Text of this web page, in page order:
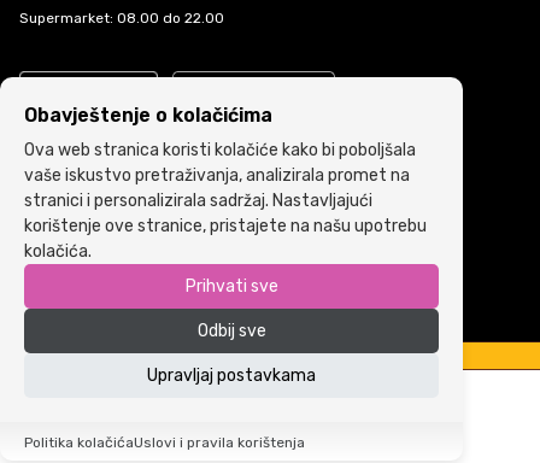
Supermarket: 08.00 do 22.00
Politika kolačića Uslovi i pravila korištenja
Copyright © 2022 ARIA | Sva prava zadržana
Obavještenje o kolačićima
Ova web stranica koristi kolačiće kako bi poboljšala
vaše iskustvo pretraživanja, analizirala promet na
stranici i personalizirala sadržaj. Nastavljajući
korištenje ove stranice, pristajete na našu upotrebu
kolačića.
Prihvati sve
Odbij sve
Upravljaj postavkama
Politika kolačićaUslovi i pravila korištenja